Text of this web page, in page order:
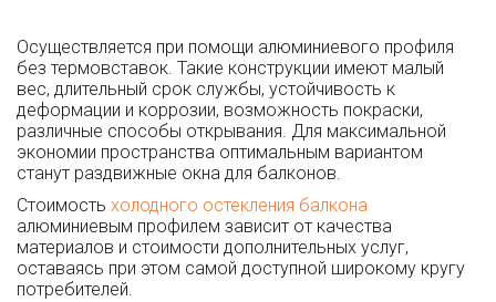
Осуществляется при помощи алюминиевого профиля
без термовставок. Такие конструкции имеют малый
вес, длительный срок службы, устойчивость к
деформации и коррозии, возможность покраски,
различные способы открывания. Для максимальной
экономии пространства оптимальным вариантом
станут раздвижные окна для балконов.
Стоимость холодного остекления балкона
алюминиевым профилем зависит от качества
материалов и стоимости дополнительных услуг,
оставаясь при этом самой доступной широкому кругу
потребителей.